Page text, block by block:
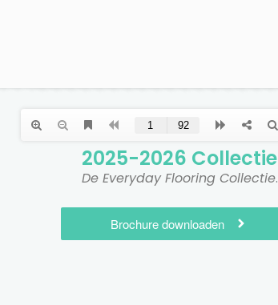
2025-2026 Collectie​
De Everyday Flooring Collectie.
Brochure downloaden